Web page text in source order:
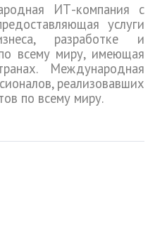
ИТ-компания с
услуги
разработке и
всему миру, имеющая
Международная
, реализовавших
по всему миру.